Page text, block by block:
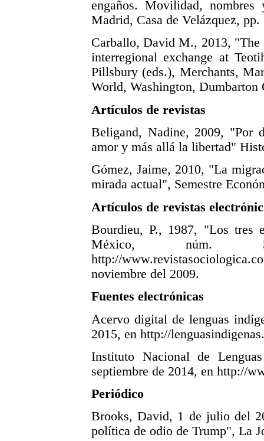
engaños. Movilidad,
Madrid, Casa de Velázquez, pp.
Carballo, David M., 2013,
interregional exchange at
Pillsbury (eds.), Merchants,
World, Washington, Dumbarton
Artículos de revistas
Beligand, Nadine, 2009, "Por
amor y más allá la libertad"
Gómez, Jaime, 2010, "La
mirada actual", Semestre
Artículos de revistas
Bourdieu, P., 1987, "Los tres
México,
http://
noviembre del 2009.
Fuentes electrónicas
Acervo digital de lenguas
2015, en http://
Instituto Nacional de
septiembre de 2014, en http://
Periódico
Brooks, David, 1 de julio del
política de odio de Trump", La